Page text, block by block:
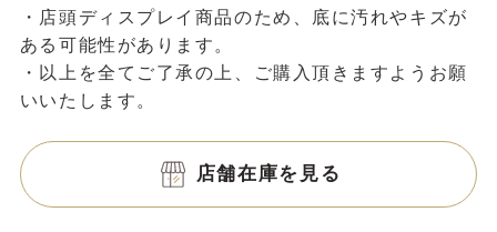
・店頭ディスプレイ商品のため、底に汚れやキズが
ある可能性があります。
・以上を全てご了承の上、ご購入頂きますようお願
いいたします。
店舗在庫を見る